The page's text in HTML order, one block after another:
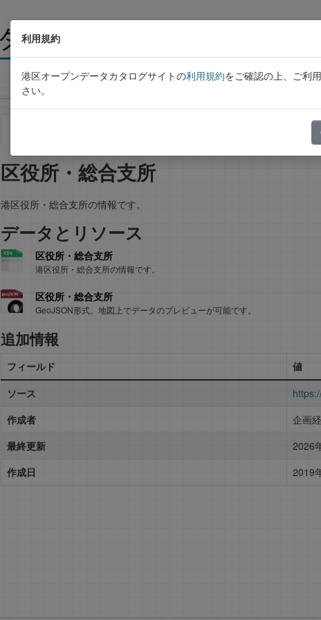
区役所・総合支所
港区役所・総合支所の情報です。
データとリソース
区役所・総合支所
港区役所・総合支所の情報です。
区役所・総合支所
GeoJSON形式。地図上でデータのプレビューが可能です。
追加情報
フィールド
値
ソース
作成者
企画
最終更新
2026
作成日
2019
利用規約
港区オープンデータカタログサイトの利用規約をご確認の上、ご利
さい。